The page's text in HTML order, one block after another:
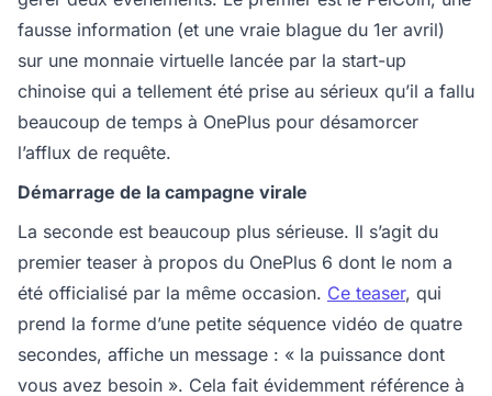
fausse information (et une vraie blague du 1er avril)
sur une monnaie virtuelle lancée par la start-up
chinoise qui a tellement été prise au sérieux qu’il a fallu
beaucoup de temps à OnePlus pour désamorcer
l’afflux de requête.
Démarrage de la campagne virale
La seconde est beaucoup plus sérieuse. Il s’agit du
premier teaser à propos du OnePlus 6 dont le nom a
été officialisé par la même occasion. Ce teaser, qui
prend la forme d’une petite séquence vidéo de quatre
secondes, affiche un message : « la puissance dont
vous avez besoin ». Cela fait évidemment référence à